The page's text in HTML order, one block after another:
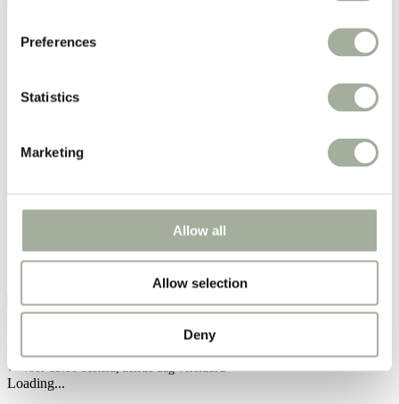
Preferences
Statistics
Marketing
Allow all
Allow selection
Deny
Natura Wild Manitoba Hills –
Gevogelte, Eend & Kalkoen |
Graanvrij hondenvoer
Vanaf:€18,95
hondenvoer met Gevogelte, Eend & Kalkoen. Vleesrijke voeding,
verkrijgbaar in 2 kg en 12 kg.
Natura Wild Manitoba Hills – Gevogelte, Eend & Kalkoen |
Graanvrij hondenvoer aantal
Toevoegen aan winkelwagen
✓ Eerlijk advies van onze experts
✓ Voor 15.00 besteld, zelfde dag verstuurd
Loading...